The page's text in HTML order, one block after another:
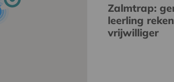
Zalmtrap:
leerling
vrijwilliger